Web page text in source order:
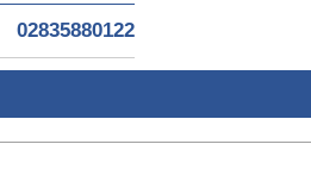
02835880122